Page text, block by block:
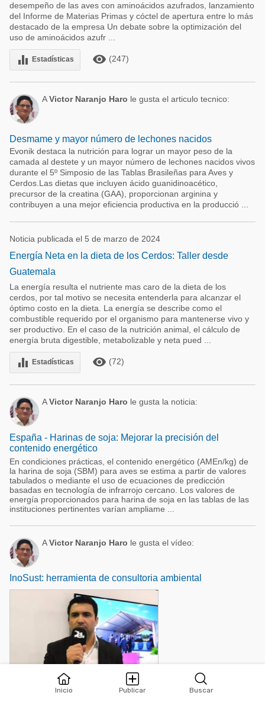
Inicio Publicar Buscar
desempeño de las aves con aminoácidos azufrados, lanzamiento
del Informe de Materias Primas y cóctel de apertura entre lo más
destacado de la empresa Un debate sobre la optimización del
uso de aminoácidos azufr ...
equalizer Estadísticas remove_red_eye (247)
AVictor Naranjo Haro le gusta el articulo tecnico:
Desmame y mayor número de lechones nacidos
Evonik destaca la nutrición para lograr un mayor peso de la
camada al destete y un mayor número de lechones nacidos vivos
durante el 5º Simposio de las Tablas Brasileñas para Aves y
Cerdos.Las dietas que incluyen ácido guanidinoacético,
precursor de la creatina (GAA), proporcionan arginina y
contribuyen a una mejor eficiencia productiva en la producció ...
Noticia publicada el 5 de marzo de 2024
Energía Neta en la dieta de los Cerdos: Taller desde
Guatemala
La energía resulta el nutriente mas caro de la dieta de los
cerdos, por tal motivo se necesita entenderla para alcanzar el
óptimo costo en la dieta. La energía se describe como el
combustible requerido por el organismo para mantenerse vivo y
ser productivo. En el caso de la nutrición animal, el cálculo de
energía bruta digestible, metabolizable y neta pued ...
equalizer Estadísticas remove_red_eye (72)
AVictor Naranjo Haro le gusta la noticia:
España - Harinas de soja: Mejorar la precisión del
contenido energético
En condiciones prácticas, el contenido energético (AMEn/kg) de
la harina de soja (SBM) para aves se estima a partir de valores
tabulados o mediante el uso de ecuaciones de predicción
basadas en tecnología de infrarrojo cercano. Los valores de
energía proporcionados para harina de soja en las tablas de las
instituciones pertinentes varían ampliame ...
AVictor Naranjo Haro le gusta el vídeo:
InoSust: herramienta de consultoria ambiental
Nei Arruda responsable de sustentabilidad en
nutrición y salud animal en Evonik, participa de una